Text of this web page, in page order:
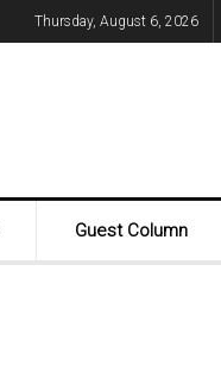
Thursday, August 6, 2026
Guest Column